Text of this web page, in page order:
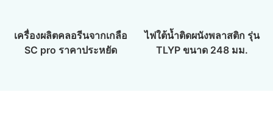
เครื่องผลิตคลอรีนจากเกลือ
SC pro ราคาประหยัด
ไฟใต้น้ำติดผนังพลาสติก รุ่น
TLYP ขนาด 248 มม.